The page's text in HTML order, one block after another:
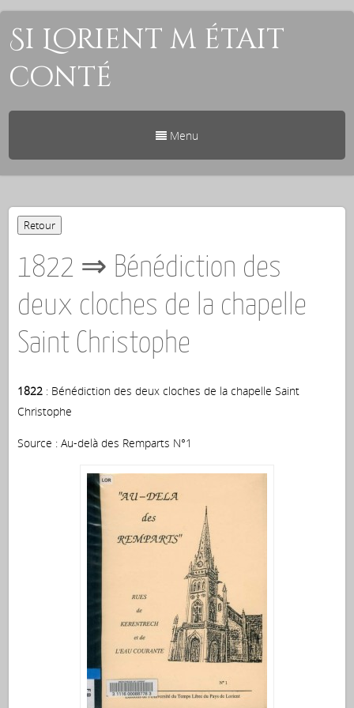
Si Lorient m était
conté
Menu
1822 ⇒ Bénédiction des
deux cloches de la chapelle
Saint Christophe
1822: Bénédiction des deux cloches de la chapelle Saint
Christophe
Source : Au-delà des Remparts N°1